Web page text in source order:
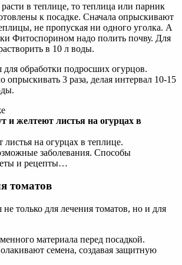
в теплице, то теплица или парник
к посадке. Сначала опрыскивают
не пропуская ни одного уголка. А
Фитоспорином надо полить почву. Для
в 10 л воды.
обработки подросших огурцов.
3 раза, делая интервал 10-15
и желтеют листья на огурцах в
на огурцах в теплице.
заболевания. Способы
и рецепты…
томатов
только для лечения томатов, но и для
материала перед посадкой.
семена, создавая защитную